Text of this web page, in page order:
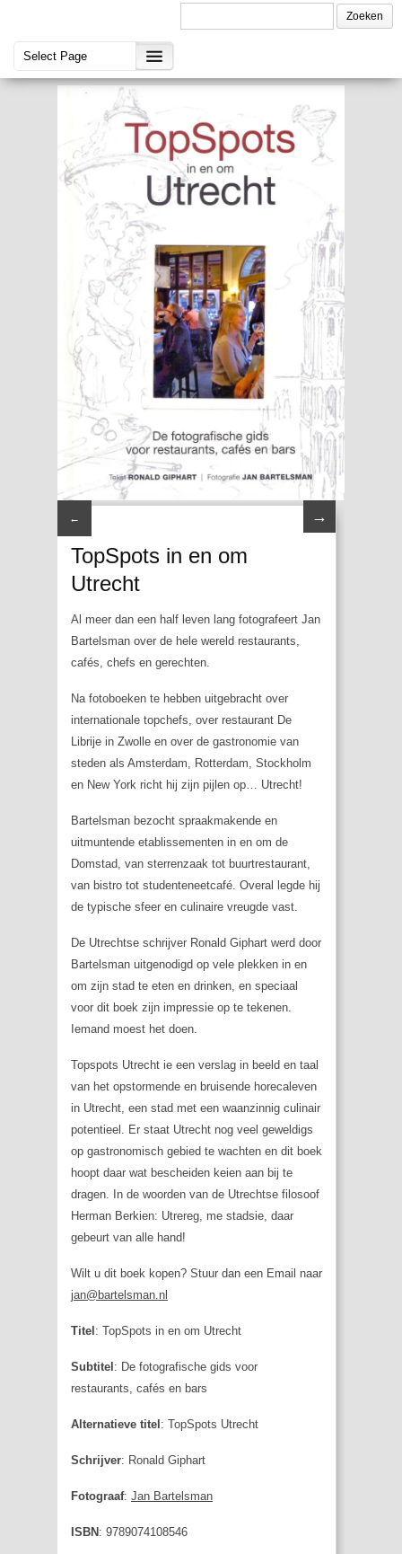
← →
TopSpots in en om
Utrecht
Al meer dan een half leven lang fotografeert Jan
Bartelsman over de hele wereld restaurants,
cafés, chefs en gerechten.
Na fotoboeken te hebben uitgebracht over
internationale topchefs, over restaurant De
Librije in Zwolle en over de gastronomie van
steden als Amsterdam, Rotterdam, Stockholm
en New York richt hij zijn pijlen op… Utrecht!
Bartelsman bezocht spraakmakende en
uitmuntende etablissementen in en om de
Domstad, van sterrenzaak tot buurtrestaurant,
van bistro tot studenteneetcafé. Overal legde hij
de typische sfeer en culinaire vreugde vast.
De Utrechtse schrijver Ronald Giphart werd door
Bartelsman uitgenodigd op vele plekken in en
om zijn stad te eten en drinken, en speciaal
voor dit boek zijn impressie op te tekenen.
Iemand moest het doen.
Topspots Utrecht ie een verslag in beeld en taal
van het opstormende en bruisende horecaleven
in Utrecht, een stad met een waanzinnig culinair
potentieel. Er staat Utrecht nog veel geweldigs
op gastronomisch gebied te wachten en dit boek
hoopt daar wat bescheiden keien aan bij te
dragen. In de woorden van de Utrechtse filosoof
Herman Berkien: Utrereg, me stadsie, daar
gebeurt van alle hand!
Wilt u dit boek kopen? Stuur dan een Email naar
jan@bartelsman.nl
Titel: TopSpots in en om Utrecht
Subtitel: De fotografische gids voor
restaurants, cafés en bars
Alternatieve titel: TopSpots Utrecht
Schrijver: Ronald Giphart
Fotograaf: Jan Bartelsman
ISBN: 9789074108546